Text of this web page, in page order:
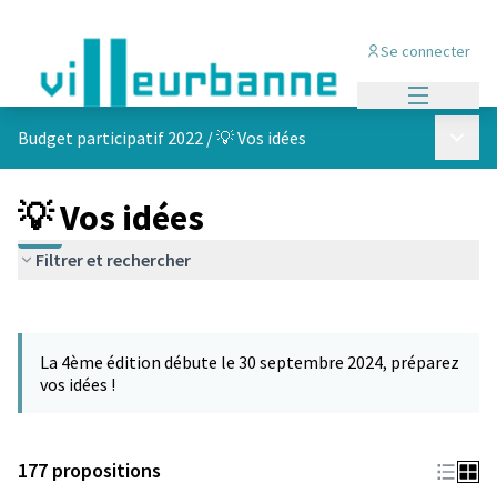
Se connecter
Budget participatif 2022 /💡 Vos idées
💡 Vos idées
Filtrer et rechercher
−
La 4ème édition débute le 30 septembre 2024, préparez
vos idées !
177 propositions